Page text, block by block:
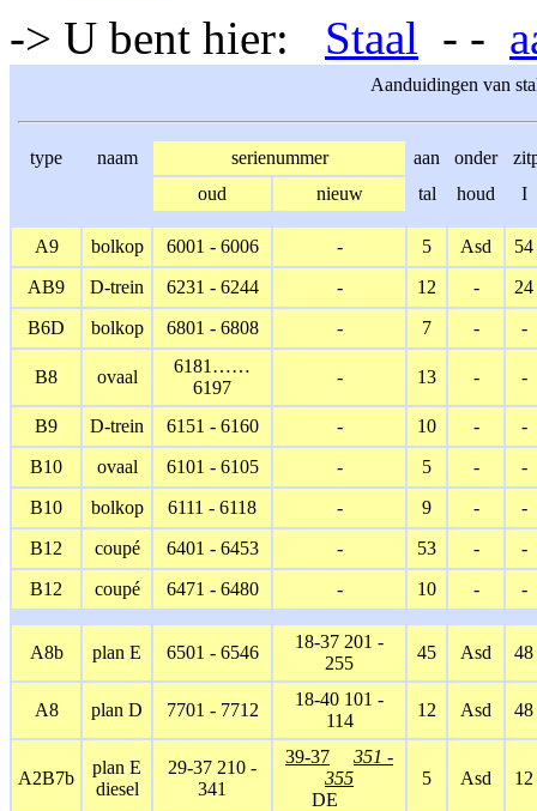
-> U bent hier: Staal - -
Aanduidingen van
type naam serienummer aan onder
oud
nieuw tal houd I
A9 bolkop 6001 - 6006 - 5 Asd
54
AB9
D-trein 6231 - 6244 - 12 -
24
B6D
bolkop 6801 - 6808 - 7 - -
B8 ovaal
6181……
6197
- 13 - -
B9 D-trein 6151 - 6160 - 10 -
-
B10
ovaal 6101 - 6105 - 5 -
-
B10
bolkop 6111 - 6118 - 9 -
-
B12
coupé 6401 - 6453 - 53 -
-
B12
coupé 6471 - 6480 - 10 - -
A8b plan E 6501 - 6546
18-37 201 -
255
45 Asd 48
A8 plan D 7701 - 7712
18-40 101 -
114
12 Asd 48
A2B7b
plan E
diesel
29-37 210 -
341
39-37
351 -
355
DE
5 Asd 12